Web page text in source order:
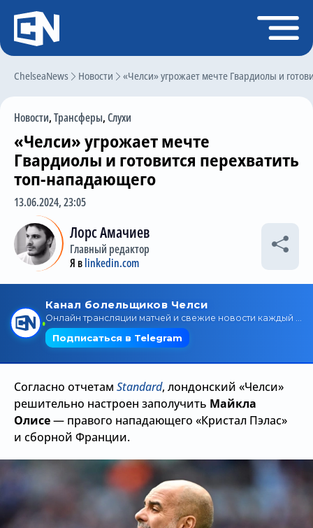
ChelseaNews Новости «Челси» угрожает мечте Гвардиолы и
Новости,Трансферы,Слухи
«Челси» угрожает мечте
Гвардиолы и готовится перехватить
топ-нападающего
13.06.2024, 23:05
Лорс Амачиев
Главный редактор
Я вlinkedin.com
Согласно отчетам Standard, лондонский «Челси»
решительно настроен заполучить Майкла
Олисе— правого нападающего «Кристал Пэлас»
и сборной Франции.
Регистрация
Главная
Чат
Трансферы
Слухи
История Челси
Статистика
Календарь игр
Состав команды
Поиск по сайту
Трансляции
О сайте
Контакты